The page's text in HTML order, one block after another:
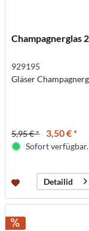
Champagnerglas
929195
Gläser
5,95 € * 3,50 € *
Sofort
Detailid